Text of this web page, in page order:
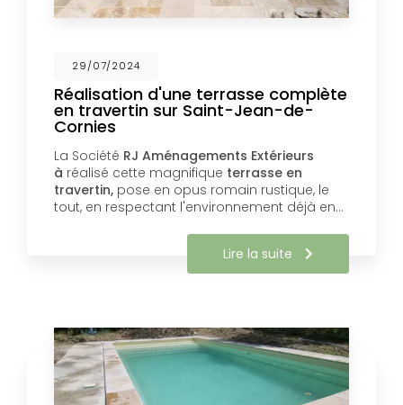
29/07/2024
Réalisation d'une terrasse complète
en travertin sur Saint-Jean-de-
Cornies
La Société RJ Aménagements Extérieurs
à réalisé cette magnifique terrasse en
travertin, pose en opus romain rustique, le
tout, en respectant l'environnement déjà en…
Lire la suite